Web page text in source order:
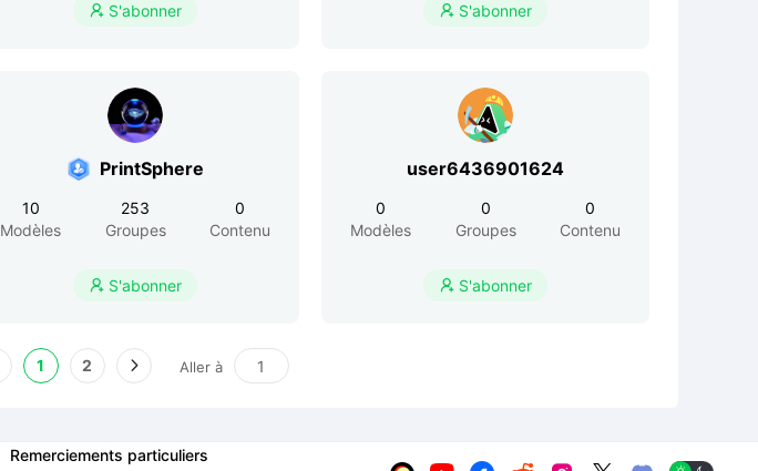
 S'abonner  S'abonner
PrintSphere
10
Modèles
253
Groupes
0
Contenu
 S'abonner
user6436901624
0
Modèles
0
Groupes
0
Contenu
 S'abonner
1 2 Aller à
Remerciements particuliers